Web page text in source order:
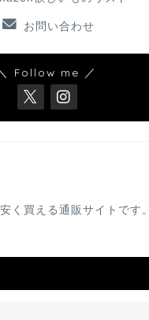
お問い合わせ
Follow me ／
く買える通販サイトです。